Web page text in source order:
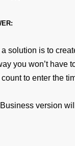
a solution is to
you won’t have
to enter the
version